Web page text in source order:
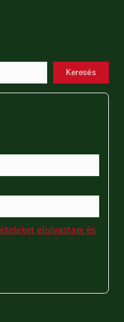
elolvastam és